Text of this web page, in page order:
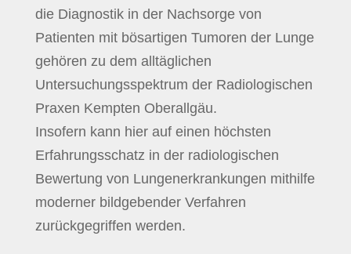
die Diagnostik in der Nachsorge von
Patienten mit bösartigen Tumoren der Lunge
gehören zu dem alltäglichen
Untersuchungsspektrum der Radiologischen
Praxen Kempten Oberallgäu.
Insofern kann hier auf einen höchsten
Erfahrungsschatz in der radiologischen
Bewertung von Lungenerkrankungen mithilfe
moderner bildgebender Verfahren
zurückgegriffen werden.